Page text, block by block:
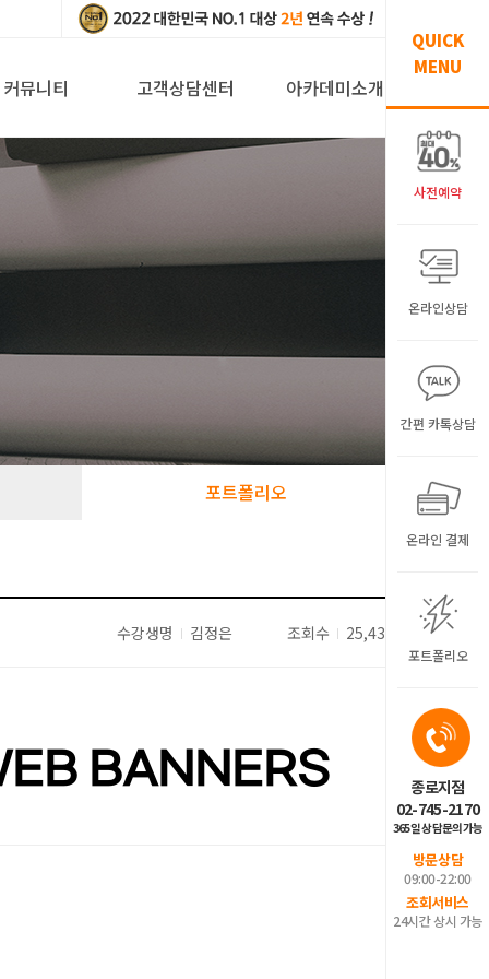
커뮤니티 고객상담센터 아카데미소개
QUICK
MENU
사전예약
온라인상담
간편 카톡상담
온라인 결제
포트폴리오
종로지점
02-745-2170
365일 상담문의가능
방문상담
09:00-22:00
조회서비스
24시간 상시 가능
포트폴리오
수강생명 김정은 조회수 25,435
BANNERS